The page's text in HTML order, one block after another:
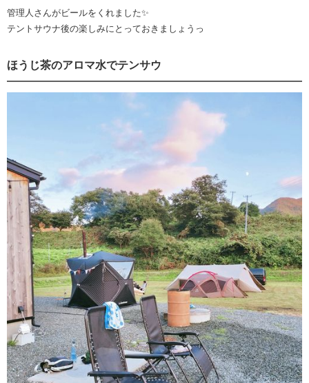
管理人さんがビールをくれました✨
テントサウナ後の楽しみにとっておきましょうっ
ほうじ茶のアロマ水でテンサウ